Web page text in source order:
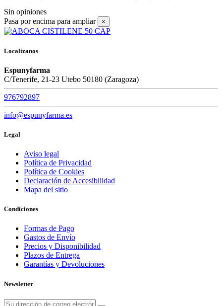
Sin opiniones
Pasa por encima para ampliar
×
Localízanos
Espunyfarma
C/Tenerife, 21-23 Utebo 50180 (Zaragoza)
976792897
info@espunyfarma.es
Legal
Aviso legal
Política de Privacidad
Política de Cookies
Declaración de Accesibilidad
Mapa del sitio
Condiciones
Formas de Pago
Gastos de Envío
Precios y Disponibilidad
Plazos de Entrega
Garantías y Devoluciones
Newsletter